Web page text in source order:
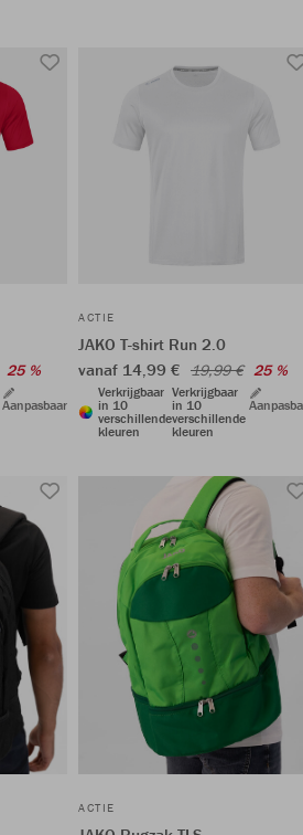
25 %
Aanpasbaar
ACTIE
JAKO T-shirt Run 2.0
vanaf 14,99 € 19,99 € 25 %
Verkrijgbaar
in 10
verschillende
kleuren
Verkrijgbaar
in 10
verschillende
kleuren
ACTIE